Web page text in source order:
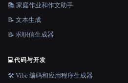
📚 家庭作业和作文助手
📝 文本生成
📝 求职信生成器
💻代码与开发
🛠️ Vibe 编码和应用程序生成器